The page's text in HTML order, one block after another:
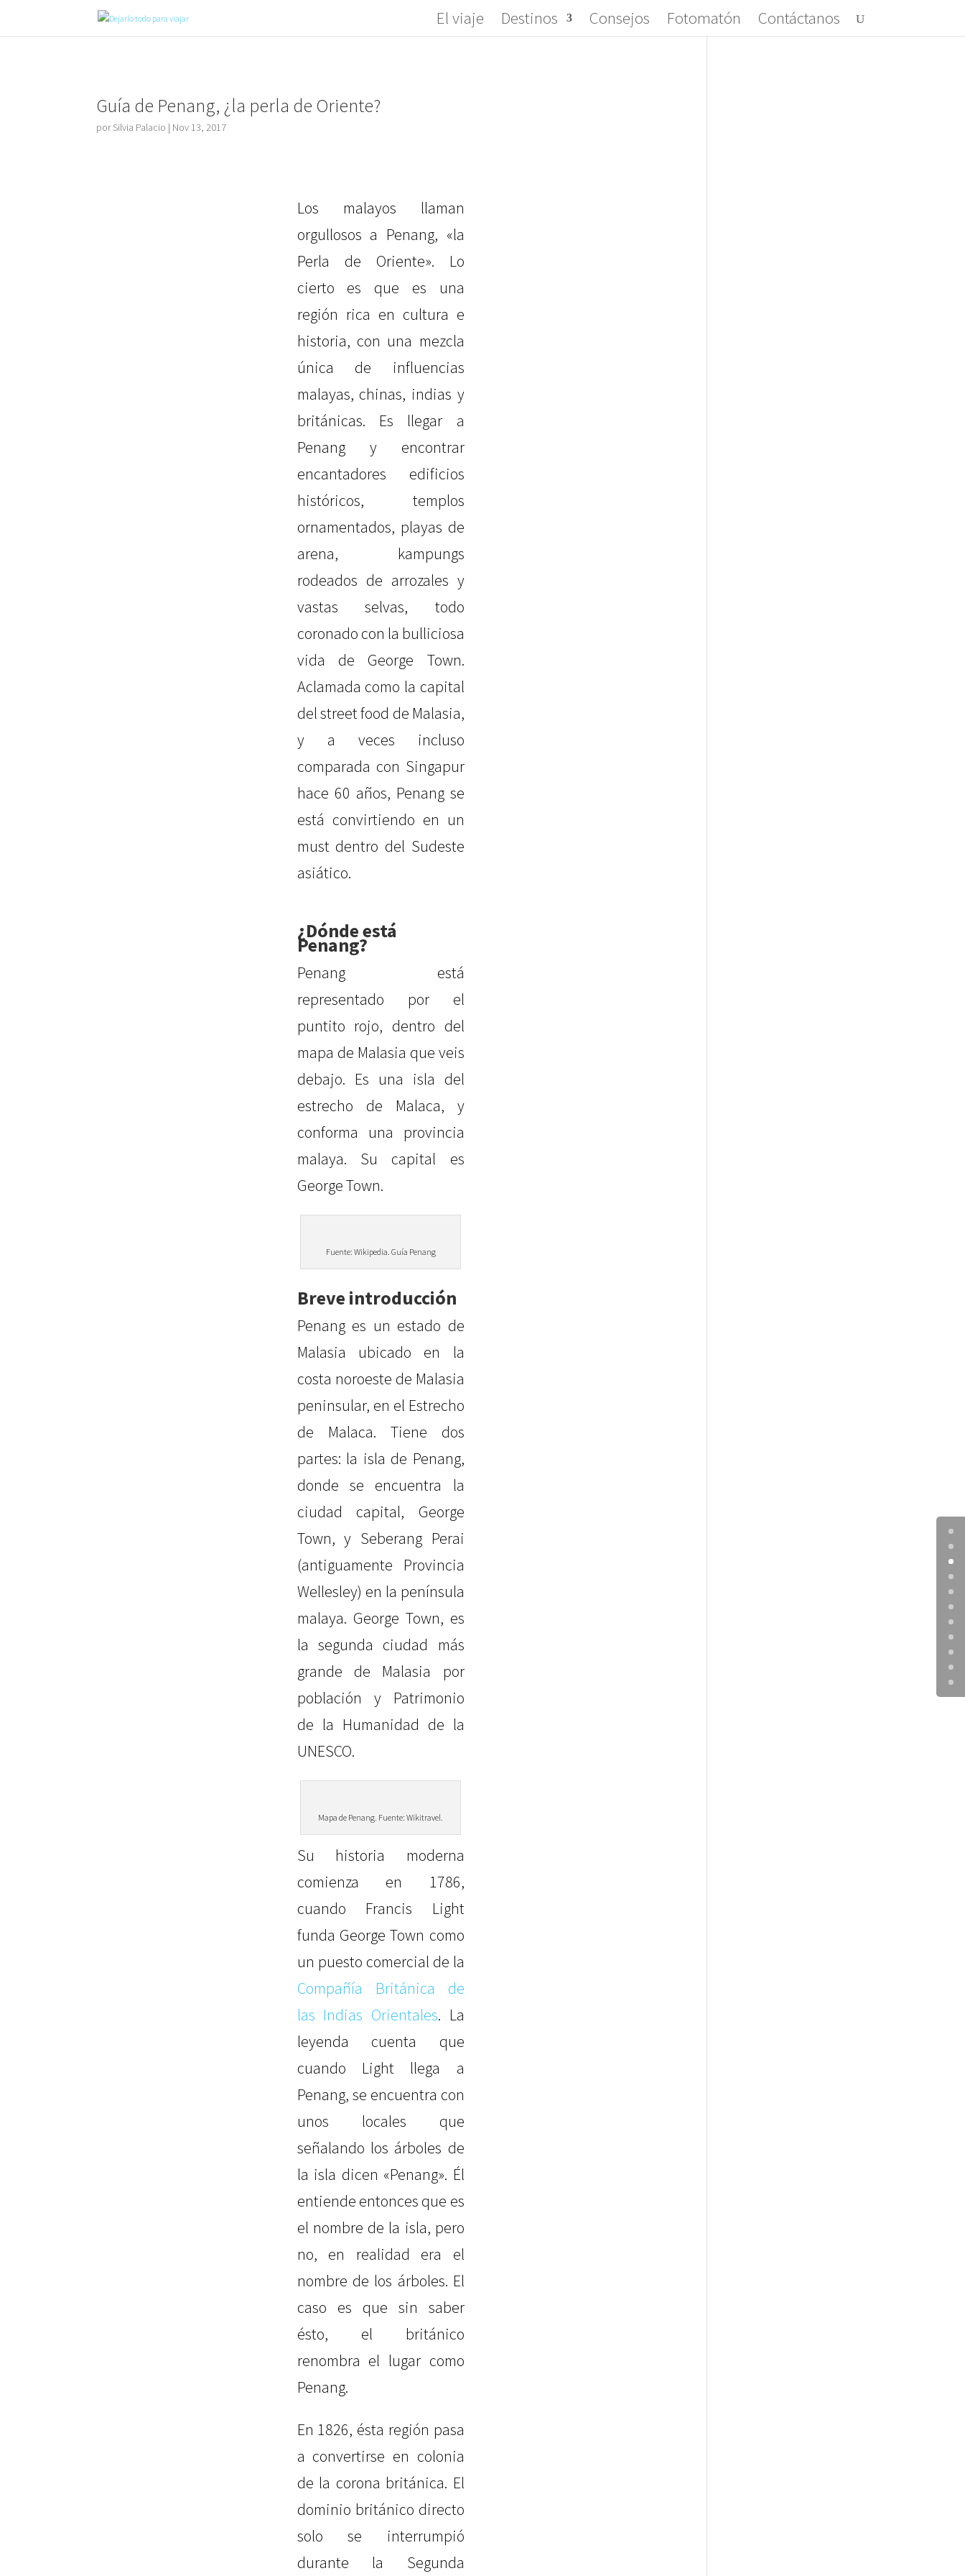
El viaje Destinos Consejos Fotomatón Contáctanos
Guía de Penang, ¿la perla de Oriente?
porSilvia Palacio | Nov 13, 2017
Los malayos llaman
orgullosos a Penang, «la
Perla de Oriente». Lo
cierto es que es una
región rica en cultura e
historia, con una mezcla
única de influencias
malayas, chinas, indias y
británicas. Es llegar a
Penang y encontrar
encantadores edificios
históricos, templos
ornamentados, playas de
arena, kampungs
rodeados de arrozales y
vastas selvas, todo
coronado con la bulliciosa
vida de George Town.
Aclamada como la capital
del street food de Malasia,
y a veces incluso
comparada con Singapur
hace 60 años, Penang se
está convirtiendo en un
must dentro del Sudeste
asiático.
¿Dónde está
Penang?
Penang está
representado por el
puntito rojo, dentro del
mapa de Malasia que veis
debajo. Es una isla del
estrecho de Malaca, y
conforma una provincia
malaya. Su capital es
George Town.
Fuente: Wikipedia. Guía Penang
Breve introducción
Penang es un estado de
Malasia ubicado en la
costa noroeste de Malasia
peninsular, en el Estrecho
de Malaca. Tiene dos
partes: la isla de Penang,
donde se encuentra la
ciudad capital, George
Town, y Seberang Perai
(antiguamente Provincia
Wellesley) en la península
malaya. George Town, es
la segunda ciudad más
grande de Malasia por
población y Patrimonio
de la Humanidad de la
UNESCO.
Mapa de Penang. Fuente: Wikitravel.
Su historia moderna
comienza en 1786,
cuando Francis Light
funda George Town como
un puesto comercial de la
Compañía Británica de
las Indias Orientales. La
leyenda cuenta que
cuando Light llega a
Penang, se encuentra con
unos locales que
señalando los árboles de
la isla dicen «Penang». Él
entiende entonces que es
el nombre de la isla, pero
no, en realidad era el
nombre de los árboles. El
caso es que sin saber
ésto, el británico
renombra el lugar como
Penang.
En 1826, ésta región pasa
a convertirse en colonia
de la corona británica. El
dominio británico directo
solo se interrumpió
durante la Segunda